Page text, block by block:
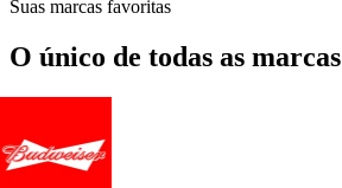
Suas marcas favoritas
O único de todas as marcas